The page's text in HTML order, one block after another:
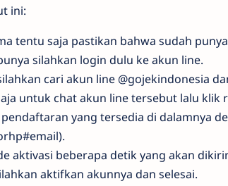
ini:
tentu saja pastikan bahwa sudah
silahkan login dulu ke akun line.
cari akun line @gojekindonesia
untuk chat akun line tersebut lalu klik
pendaftaran yang tersedia di dalamnya
aktivasi beberapa detik yang akan
aktifkan akunnya dan selesai.